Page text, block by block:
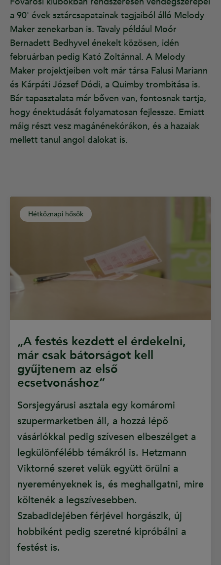
a 90' évek sztárcsapatainak tagjaiból álló Melody
Maker zenekarban is. Tavaly például Moór
Bernadett Bedhyvel énekelt közösen, idén
februárban pedig Kató Zoltánnal. A Melody
Maker projektjeiben volt már társa Falusi Mariann
és Kárpáti József Dódi, a Quimby trombitása is.
Bár tapasztalata már bőven van, fontosnak tartja,
hogy énektudását folyamatosan fejlessze. Emiatt
máig részt vesz magánénekórákon, és a hazaiak
mellett tanul angol dalokat is.
Hétköznapi hősök
„A festés kezdett el érdekelni,
már csak bátorságot kell
gyűjtenem az első
ecsetvonáshoz”
Sorsjegyárusi asztala egy komáromi
szupermarketben áll, a hozzá lépő
vásárlókkal pedig szívesen elbeszélget a
legkülönfélébb témákról is. Hetzmann
Viktorné szeret velük együtt örülni a
nyereményeknek is, és meghallgatni, mire
költenék a legszívesebben.
Szabadidejében férjével horgászik, új
hobbiként pedig szeretné kipróbálni a
festést is.